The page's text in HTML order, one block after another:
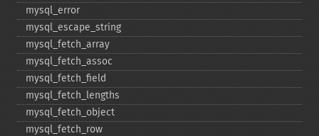
mysql_​error
mysql_​escape_​string
mysql_​fetch_​array
mysql_​fetch_​assoc
mysql_​fetch_​field
mysql_​fetch_​lengths
mysql_​fetch_​object
mysql_​fetch_​row